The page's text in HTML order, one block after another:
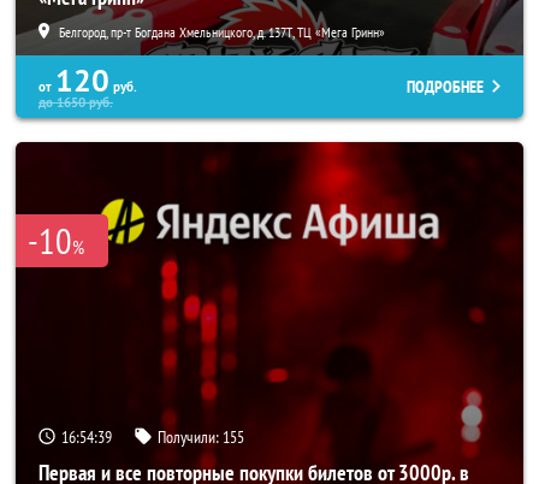
Белгород, пр-т Богдана Хмельницкого, д. 137Т, ТЦ «Мега Гринн»
от 120 руб.
до1650руб.
ПОДРОБНЕЕ
-10%
16:54:39 Получили: 155
Первая и все повторные покупки билетов от 3000р. в